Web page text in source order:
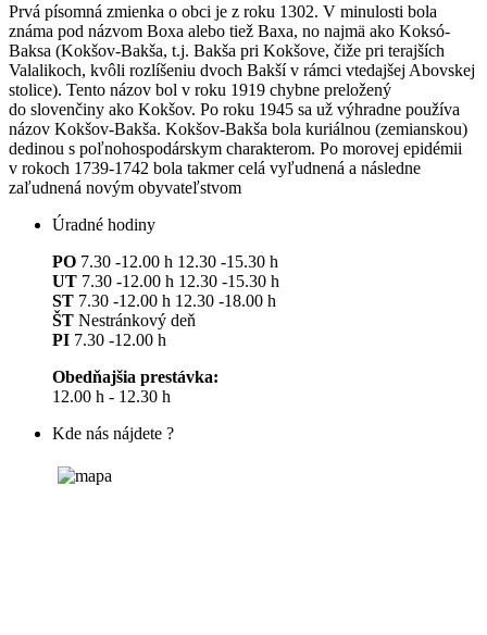
Prvá písomná zmienka o obci je z roku 1302. V minulosti bola
známa pod názvom Boxa alebo tiež Baxa, no najmä ako Koksó-
Baksa (Kokšov-Bakša, t.j. Bakša pri Kokšove, čiže pri terajších
Valalikoch, kvôli rozlíšeniu dvoch Bakší v rámci vtedajšej Abovskej
stolice). Tento názov bol v roku 1919 chybne preložený
do slovenčiny ako Kokšov. Po roku 1945 sa už výhradne používa
názov Kokšov-Bakša. Kokšov-Bakša bola kuriálnou (zemianskou)
dedinou s poľnohospodárskym charakterom. Po morovej epidémii
v rokoch 1739-1742 bola takmer celá vyľudnená a následne
zaľudnená novým obyvateľstvom
Úradné hodiny
PO 7.30 -12.00 h 12.30 -15.30 h
UT 7.30 -12.00 h 12.30 -15.30 h
ST 7.30 -12.00 h 12.30 -18.00 h
ŠT Nestránkový deň
PI 7.30 -12.00 h
Obedňajšia prestávka:
12.00 h - 12.30 h
Kde nás nájdete ?